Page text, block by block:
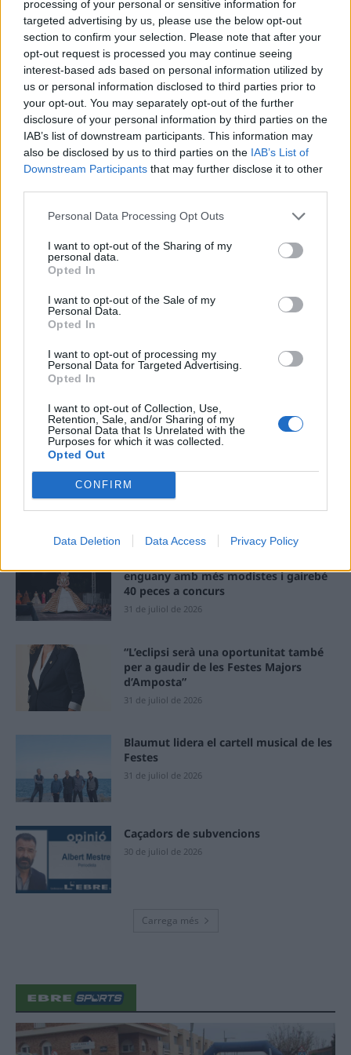
processing of your personal or sensitive information for
targeted advertising by us, please use the below opt-out
section to confirm your selection. Please note that after your
opt-out request is processed you may continue seeing
interest-based ads based on personal information utilized by
us or personal information disclosed to third parties prior to
your opt-out. You may separately opt-out of the further
disclosure of your personal information by third parties on the
IAB’s list of downstream participants. This information may
also be disclosed by us to third parties on the IAB’s List of
Downstream Participants that may further disclose it to other
Personal Data Processing Opt Outs
I want to opt-out of the Sharing of my
personal data.
Opted In
I want to opt-out of the Sale of my
Personal Data.
Opted In
I want to opt-out of processing my
Personal Data for Targeted Advertising.
Opted In
I want to opt-out of Collection, Use,
Retention, Sale, and/or Sharing of my
Personal Data that Is Unrelated with the
Purposes for which it was collected.
Opted Out
CONFIRM
Data Deletion Data Access Privacy Policy
DEIXA UNA RESPOSTA
Deseu el meu nom, el correu electrònic i el lloc web en
enguany amb més modistes i gairebé
40 peces a concurs
31 de juliol de 2026
“L’eclipsi serà una oportunitat també
per a gaudir de les Festes Majors
d’Amposta”
31 de juliol de 2026
Blaumut lidera el cartell musical de les
Festes
31 de juliol de 2026
Caçadors de subvencions
30 de juliol de 2026
Carrega més